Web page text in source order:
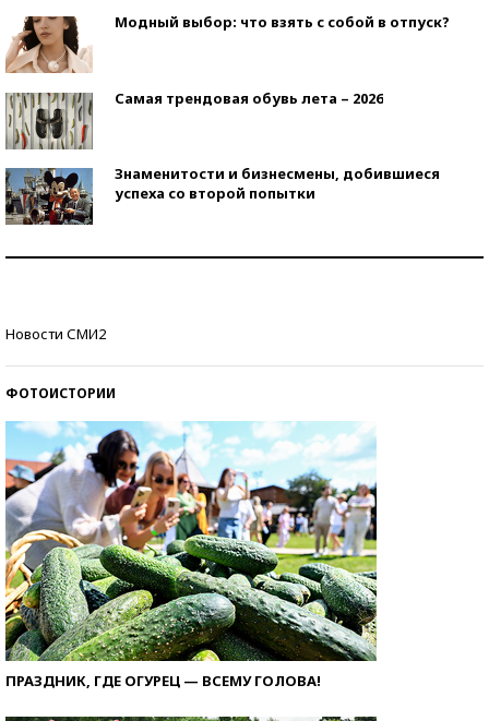
Модный выбор: что взять с собой в отпуск?
Самая трендовая обувь лета – 2026
Знаменитости и бизнесмены, добившиеся
успеха со второй попытки
Новости СМИ2
ФОТОИСТОРИИ
ПРАЗДНИК, ГДЕ ОГУРЕЦ — ВСЕМУ ГОЛОВА!